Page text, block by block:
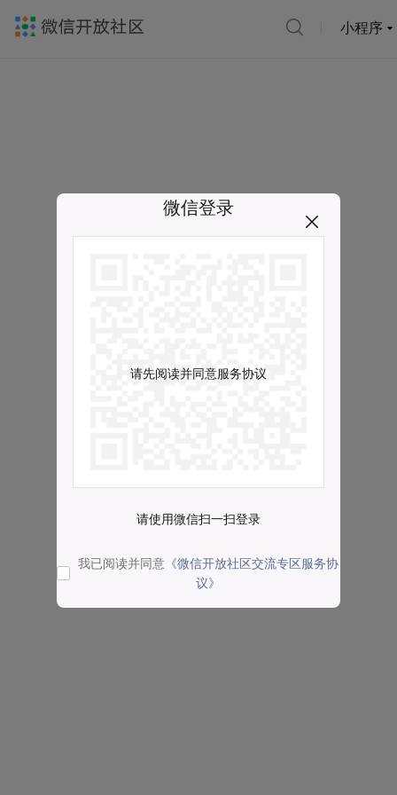
小程序
微信登录
请先阅读并同意服务协议
请使用微信扫一扫登录
我已阅读并同意 《微信开放社区交流专区服务协
议》